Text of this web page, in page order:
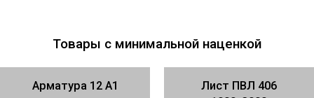
Товары с минимальной наценкой
Арматура 12 А1
Лист ПВЛ 406